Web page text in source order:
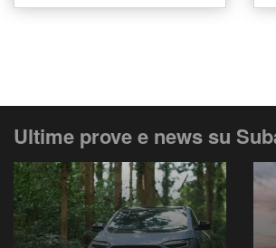
Ultime prove e news su